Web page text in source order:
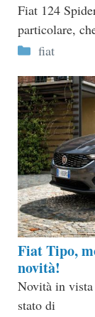
Fiat 124
particolare,
Categorie
fiat
Fiat Tipo,
novità!
Novità in
stato di